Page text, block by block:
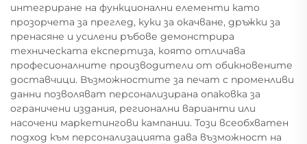
интегриране на функционални елементи като
прозорчета за преглед, куки за окачване, дръжки за
пренасяне и усилени ръбове демонстрира
техническата експертиза, която отличава
професионалните производители от обикновените
доставчици. Възможностите за печат с променливи
данни позволяват персонализирана опаковка за
ограничени издания, регионални варианти или
насочени маркетингови кампании. Този всеобхватен
подход към персонализацията дава възможност на